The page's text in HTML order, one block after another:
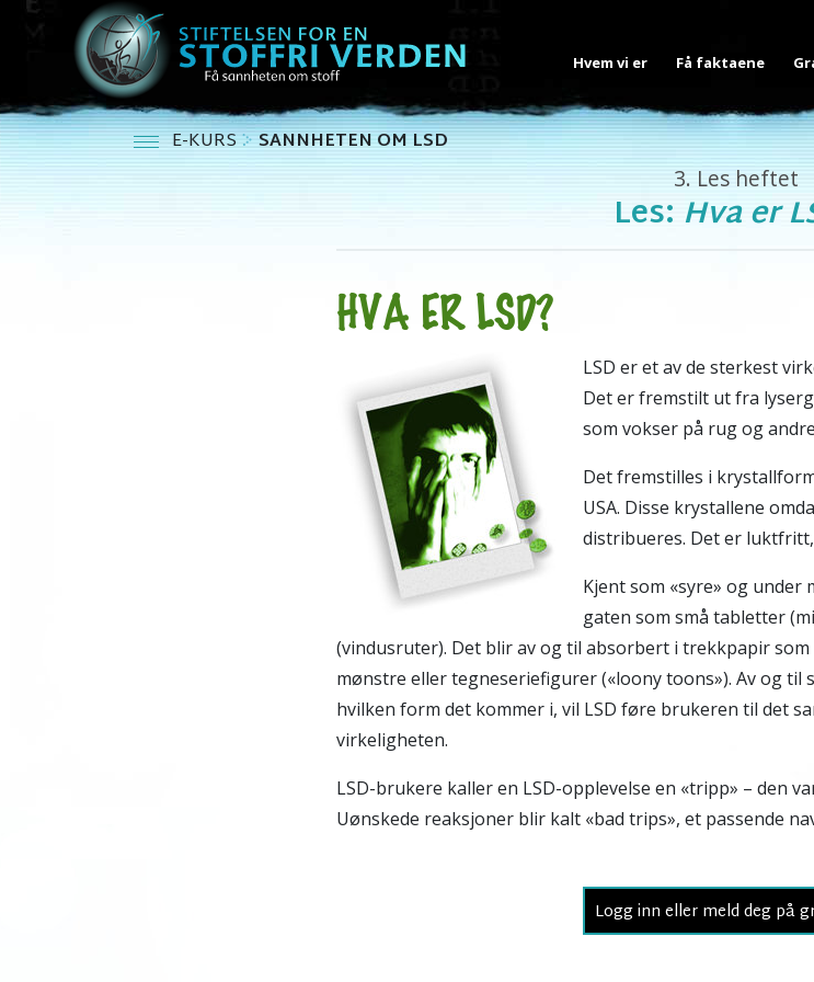
Hvem vi er Få faktaene
E-KURS SANNHETEN OM LSD
3. Les heftet
Les: Hva er
HVA ER LSD?
LSD er et av de sterkest
Det er fremstilt ut fra
som vokser på rug og
Det fremstilles i
USA. Disse krystallene
distribueres. Det er
Kjent som «syre» og under
gaten som små tabletter
(vindusruter). Det blir av og til absorbert i trekkpapir
mønstre eller tegneseriefigurer («loony toons»). Av og til
hvilken form det kommer i, vil LSD føre brukeren til det
virkeligheten.
LSD-brukere kaller en LSD-opplevelse en «tripp» – den
Uønskede reaksjoner blir kalt «bad trips», et passende
Logg inn eller meld deg på